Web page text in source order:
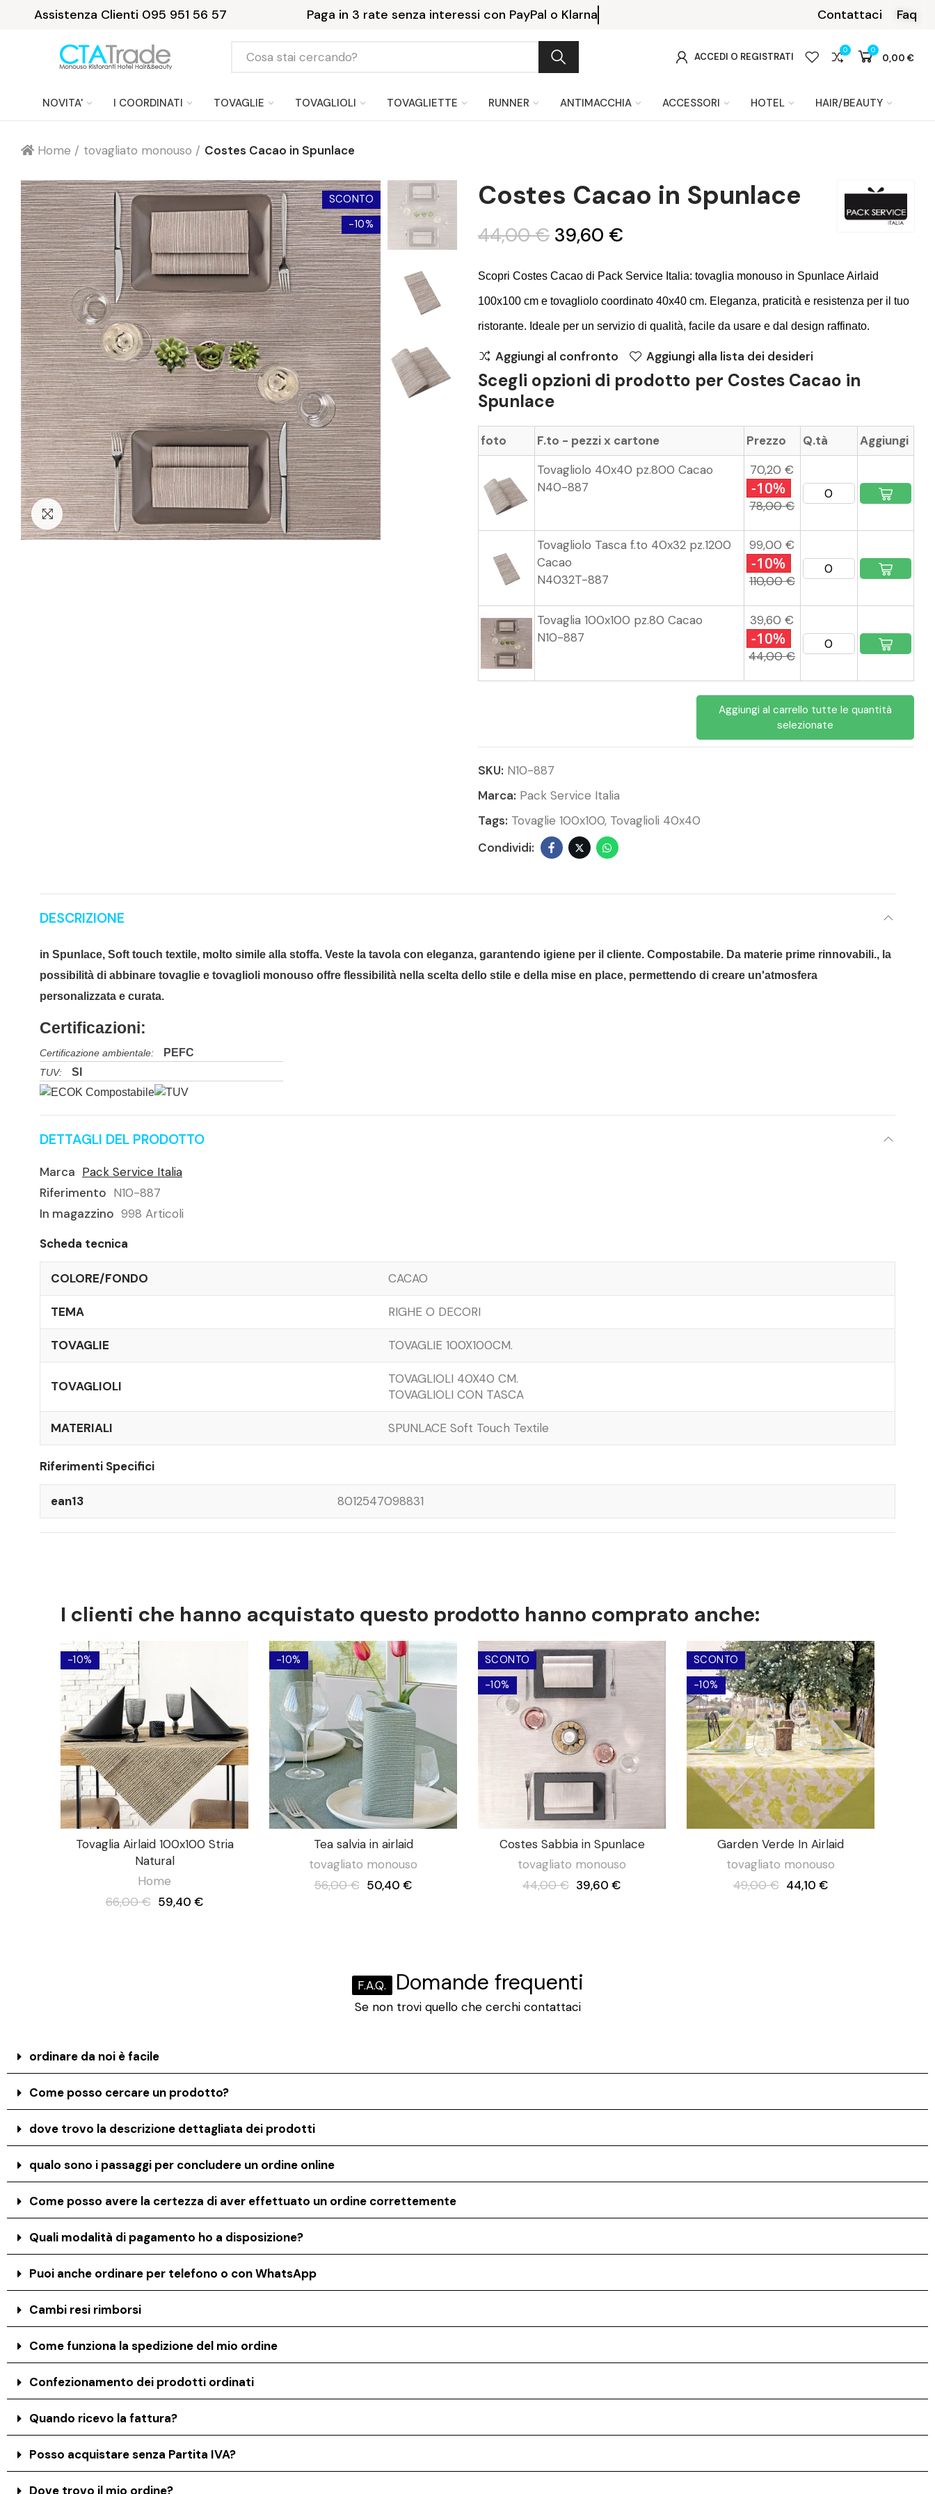
Assistenza Clienti 095 951 56 57 Consegna gratuita a partire da 199 €. Contattaci Faq
ACCEDI O REGISTRATI
0 0
0,00 €
NOVITA' I COORDINATI TOVAGLIE TOVAGLIOLI TOVAGLIETTE RUNNER ANTIMACCHIA ACCESSORI HOTEL HAIR/BEAUTY
Home tovagliato monouso Costes Cacao in Spunlace
SCONTO
-10%
Clicca per ingrandire
Costes Cacao in Spunlace
44,00 € 39,60 €
Scopri Costes Cacao di Pack Service Italia: tovaglia monouso in Spunlace Airlaid
100x100 cm e tovagliolo coordinato 40x40 cm. Eleganza, praticità e resistenza per il tuo
ristorante. Ideale per un servizio di qualità, facile da usare e dal design raffinato.
Aggiungi al confronto Aggiungi alla lista dei desideri
Scegli opzioni di prodotto per Costes Cacao in
Spunlace
foto F.to - pezzi x cartone Prezzo Q.tà
Aggiungi
Tovagliolo 40x40 pz.800 Cacao
N40-887
70,20 €
-10%
78,00 €
Tovagliolo Tasca f.to 40x32 pz.1200
Cacao
N4032T-887
99,00 €
-10%
110,00 €
Tovaglia 100x100 pz.80 Cacao
N10-887
39,60 €
-10%
44,00 €
Aggiungi al carrello tutte le quantità
selezionate
SKU: N10-887
Marca: Pack Service Italia
Tags: Tovaglie 100x100 Tovaglioli 40x40
DESCRIZIONE
in Spunlace, Soft touch textile, molto simile alla stoffa. Veste la tavola con eleganza, garantendo igiene per il cliente. Compostabile. Da materie prime rinnovabili., la
possibilità di abbinare tovaglie e tovaglioli monouso offre flessibilità nella scelta dello stile e della mise en place, permettendo di creare un'atmosfera
personalizzata e curata.
Certificazioni:
Certificazione ambientale: PEFC
TUV: SI
DETTAGLI DEL PRODOTTO
Marca Pack Service Italia
Riferimento N10-887
In magazzino 998 Articoli
Scheda tecnica
COLORE/FONDO CACAO
TEMA RIGHE O DECORI
TOVAGLIE TOVAGLIE 100X100CM.
TOVAGLIOLI
TOVAGLIOLI 40X40 CM.
TOVAGLIOLI CON TASCA
MATERIALI SPUNLACE Soft Touch Textile
Riferimenti Specifici
ean13 8012547098831
I clienti che hanno acquistato questo prodotto hanno comprato anche:
-10%
Tovaglia Airlaid 100x100 Stria
Natural
Home
66,00 € 59,40 €
-10%
Tea salvia in airlaid
tovagliato monouso
56,00 € 50,40 €
SCONTO
-10%
Costes Sabbia in Spunlace
tovagliato monouso
44,00 € 39,60 €
SCONTO
-10%
Garden Verde In Airlaid
tovagliato monouso
49,00 € 44,10 €
F.A.Q. Domande frequenti
Se non trovi quello che cerchi contattaci
ordinare da noi è facile
Come posso cercare un prodotto?
dove trovo la descrizione dettagliata dei prodotti
qualo sono i passaggi per concludere un ordine online
Come posso avere la certezza di aver effettuato un ordine correttemente
Quali modalità di pagamento ho a disposizione?
Puoi anche ordinare per telefono o con WhatsApp
Cambi resi rimborsi
Come funziona la spedizione del mio ordine
Confezionamento dei prodotti ordinati
Quando ricevo la fattura?
Posso acquistare senza Partita IVA?
Dove trovo il mio ordine?